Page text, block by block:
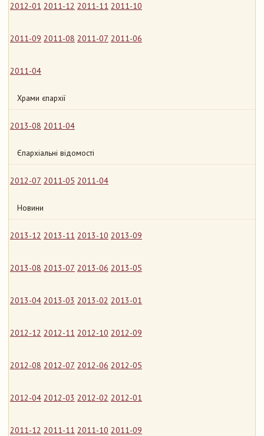
2012-01 2011-12 2011-11 2011-10
2011-09 2011-08 2011-07 2011-06
2011-04
Храми єпархії
2013-08 2011-04
Єпархіальні відомості
2012-07 2011-05 2011-04
Новини
2013-12 2013-11 2013-10 2013-09
2013-08 2013-07 2013-06 2013-05
2013-04 2013-03 2013-02 2013-01
2012-12 2012-11 2012-10 2012-09
2012-08 2012-07 2012-06 2012-05
2012-04 2012-03 2012-02 2012-01
2011-12 2011-11 2011-10 2011-09